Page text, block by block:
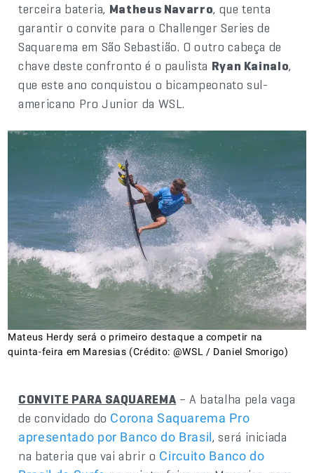
terceira bateria, Matheus Navarro, que tenta
garantir o convite para o Challenger Series de
Saquarema em São Sebastião. O outro cabeça de
chave deste confronto é o paulista Ryan Kainalo,
que este ano conquistou o bicampeonato sul-
americano Pro Junior da WSL.
Mateus Herdy será o primeiro destaque a competir na
quinta-feira em Maresias (Crédito: @WSL / Daniel Smorigo)
CONVITE PARA SAQUAREMA – A batalha pela vaga
de convidado do Corona Saquarema Pro
apresentado por Banco do Brasil, será iniciada
na bateria que vai abrir o Circuito Banco do